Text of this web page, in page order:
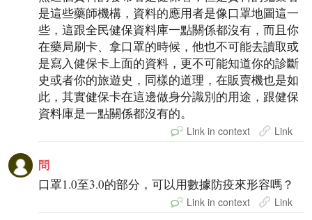
是這些藥師機構，資料的應用者是像口罩地圖這一
些，這跟全民健保資料庫一點關係都沒有，而且你
在藥局刷卡、拿口罩的時候，他也不可能去讀取或
是寫入健保卡上面的資料，更不可能知道你的診斷
史或者你的旅遊史，同樣的道理，在販賣機也是如
此，其實健保卡在這邊做身分識別的用途，跟健保
資料庫是一點關係都沒有的。
Link in context Link
問
口罩1.0至3.0的部分，可以用數據防疫來形容嗎？
Link in context Link